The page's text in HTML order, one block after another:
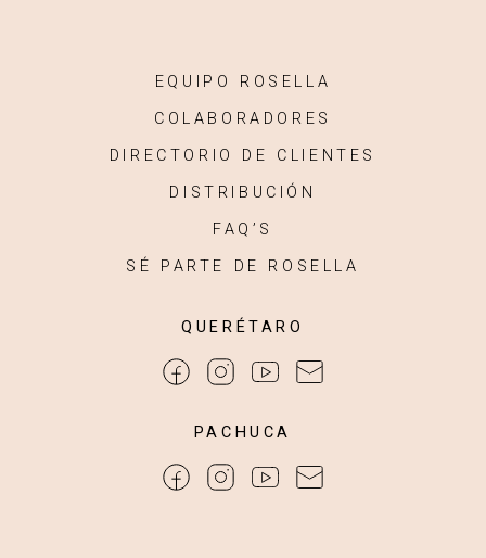
EQUIPO ROSELLA
COLABORADORES
DIRECTORIO DE CLIENTES
DISTRIBUCIÓN
FAQ’S
SÉ PARTE DE ROSELLA
QUERÉTARO
PACHUCA